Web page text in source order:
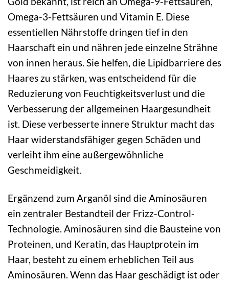
Omega-3-Fettsäuren und Vitamin E. Diese
essentiellen Nährstoffe dringen tief in den
Haarschaft ein und nähren jede einzelne Strähne
von innen heraus. Sie helfen, die Lipidbarriere des
Haares zu stärken, was entscheidend für die
Reduzierung von Feuchtigkeitsverlust und die
Verbesserung der allgemeinen Haargesundheit
ist. Diese verbesserte innere Struktur macht das
Haar widerstandsfähiger gegen Schäden und
verleiht ihm eine außergewöhnliche
Geschmeidigkeit.
Ergänzend zum Arganöl sind die Aminosäuren
ein zentraler Bestandteil der Frizz-Control-
Technologie. Aminosäuren sind die Bausteine von
Proteinen, und Keratin, das Hauptprotein im
Haar, besteht zu einem erheblichen Teil aus
Aminosäuren. Wenn das Haar geschädigt ist oder